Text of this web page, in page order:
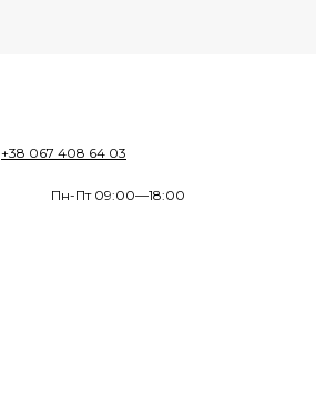
+38 067 408 64 03
Пн-Пт 09:00—18:00